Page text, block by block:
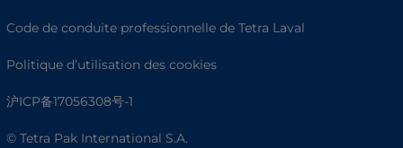
Code de conduite professionnelle de Tetra Laval
Politique d’utilisation des cookies
沪ICP备17056308号-1
© Tetra Pak International S.A.